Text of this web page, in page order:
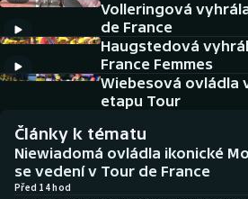
DALŠÍ SPORTY
Americký fotbal
Baseball a softbal
Basketbal
Biatlon
NEPŘEHLÉDNĚTE
Historické návraty
Aplikace ČT sport
Volleringová
de France
Haugstedová
France Femmes
Wiebesová ovládla
etapu Tour
Články k tématu
Niewiadomá ovládla ikonické
se vedení v Tour de France
Před 14 hod